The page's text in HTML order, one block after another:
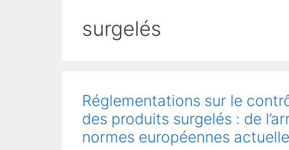
surgelés
Réglementations sur le
des produits surgelés : de
normes européennes